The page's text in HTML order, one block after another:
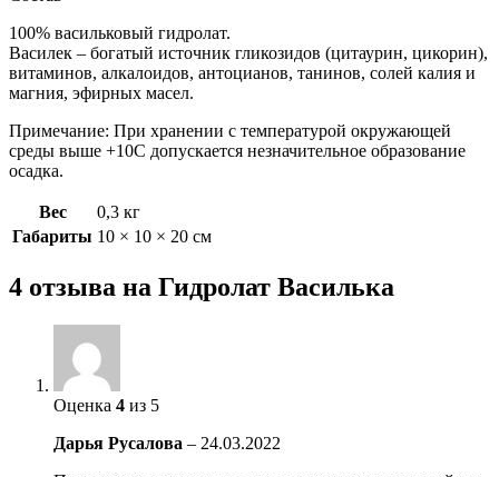
100% васильковый гидролат.
Василек – богатый источник гликозидов (цитаурин, цикорин),
витаминов, алкалоидов, антоцианов, танинов, солей калия и
магния, эфирных масел.
Примечание: При хранении с температурой окружающей
среды выше +10C допускается незначительное образование
осадка.
Вес
0,3 кг
Габариты 10 × 10 × 20 см
4 отзыва на Гидролат Василька
Оценка 4 из 5
Дарья Русалова – 24.03.2022